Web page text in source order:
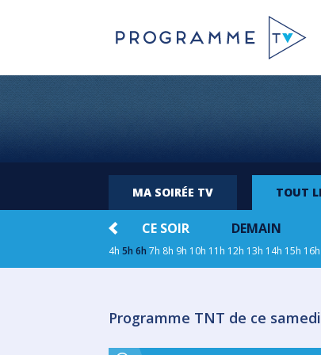
MA SOIRÉE TV TOUT
CE SOIR DEMAIN
4h 5h 6h 7h 8h 9h 10h 11h 12h 13h 14h 15h 16h
Programme TNT de ce